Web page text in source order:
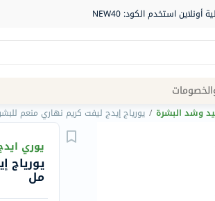
الماركات
وشد البشرة / يورياج إيدج ليفت كريم نهاري منعم للبشرة
يوري
مل